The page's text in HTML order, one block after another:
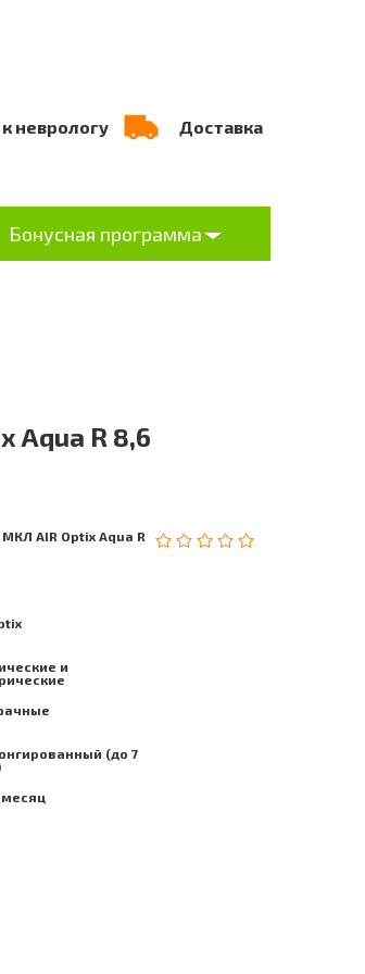
неврологу Доставка
Бонусная программа
Aqua R 8,6
МКЛ AIR Optix Aqua R
и
(до 7